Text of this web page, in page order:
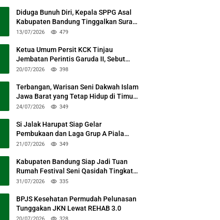
Diduga Bunuh Diri, Kepala SPPG Asal
Kabupaten Bandung Tinggalkan Surat
Permohonan Maaf
13/07/2026 479
Ketua Umum Persit KCK Tinjau
Jembatan Perintis Garuda II, Sebut
Simbol Kebersamaan TNI dan Rakyat
20/07/2026 398
Terbangan, Warisan Seni Dakwah Islam
Jawa Barat yang Tetap Hidup di Timur
Kabupaten Bandung
24/07/2026 349
Si Jalak Harupat Siap Gelar
Pembukaan dan Laga Grup A Piala
Presiden 2026 Sabtu Mendatang
21/07/2026 349
Kabupaten Bandung Siap Jadi Tuan
Rumah Festival Seni Qasidah Tingkat
Nasional
31/07/2026 335
BPJS Kesehatan Permudah Pelunasan
Tunggakan JKN Lewat REHAB 3.0
20/07/2026 328